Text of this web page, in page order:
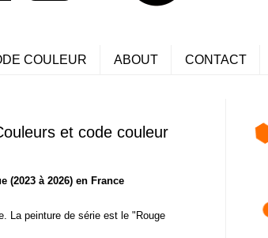
COULEUR ABOUT CONTACT
et code couleur
(2023 à 2026) en France
La peinture de série est le "Rouge